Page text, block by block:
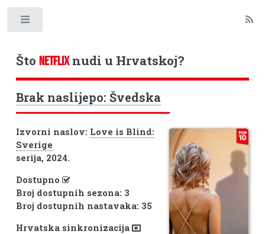
Što NETFLIXnudi u Hrvatskoj?
Brak naslijepo: Švedska
Izvorni naslov: Love is Blind:
Sverige
serija, 2024.
Dostupno
Broj dostupnih sezona: 3
Broj dostupnih nastavaka: 35
Hrvatska sinkronizacija